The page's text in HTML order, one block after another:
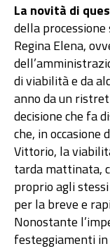
La novità di
della
Regina Elena,
di viabilità e da
anno da un
decisione che fa
che, in occasione
Vittorio, la
tarda mattinata,
proprio agli
per la breve e
Nonostante
festeggiamenti